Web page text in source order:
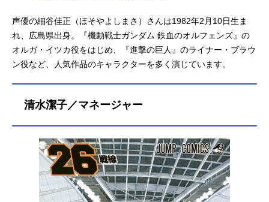
声優の細谷佳正（ほそやよしまさ）さんは1982年2月10日生ま
れ、広島県出身。『機動戦士ガンダム 鉄血のオルフェンズ』の
オルガ・イツカ役をはじめ、『進撃の巨人』のライナー・ブラウ
ン役など、人気作品のキャラクターを多く演じています。
清水潔子／マネージャー